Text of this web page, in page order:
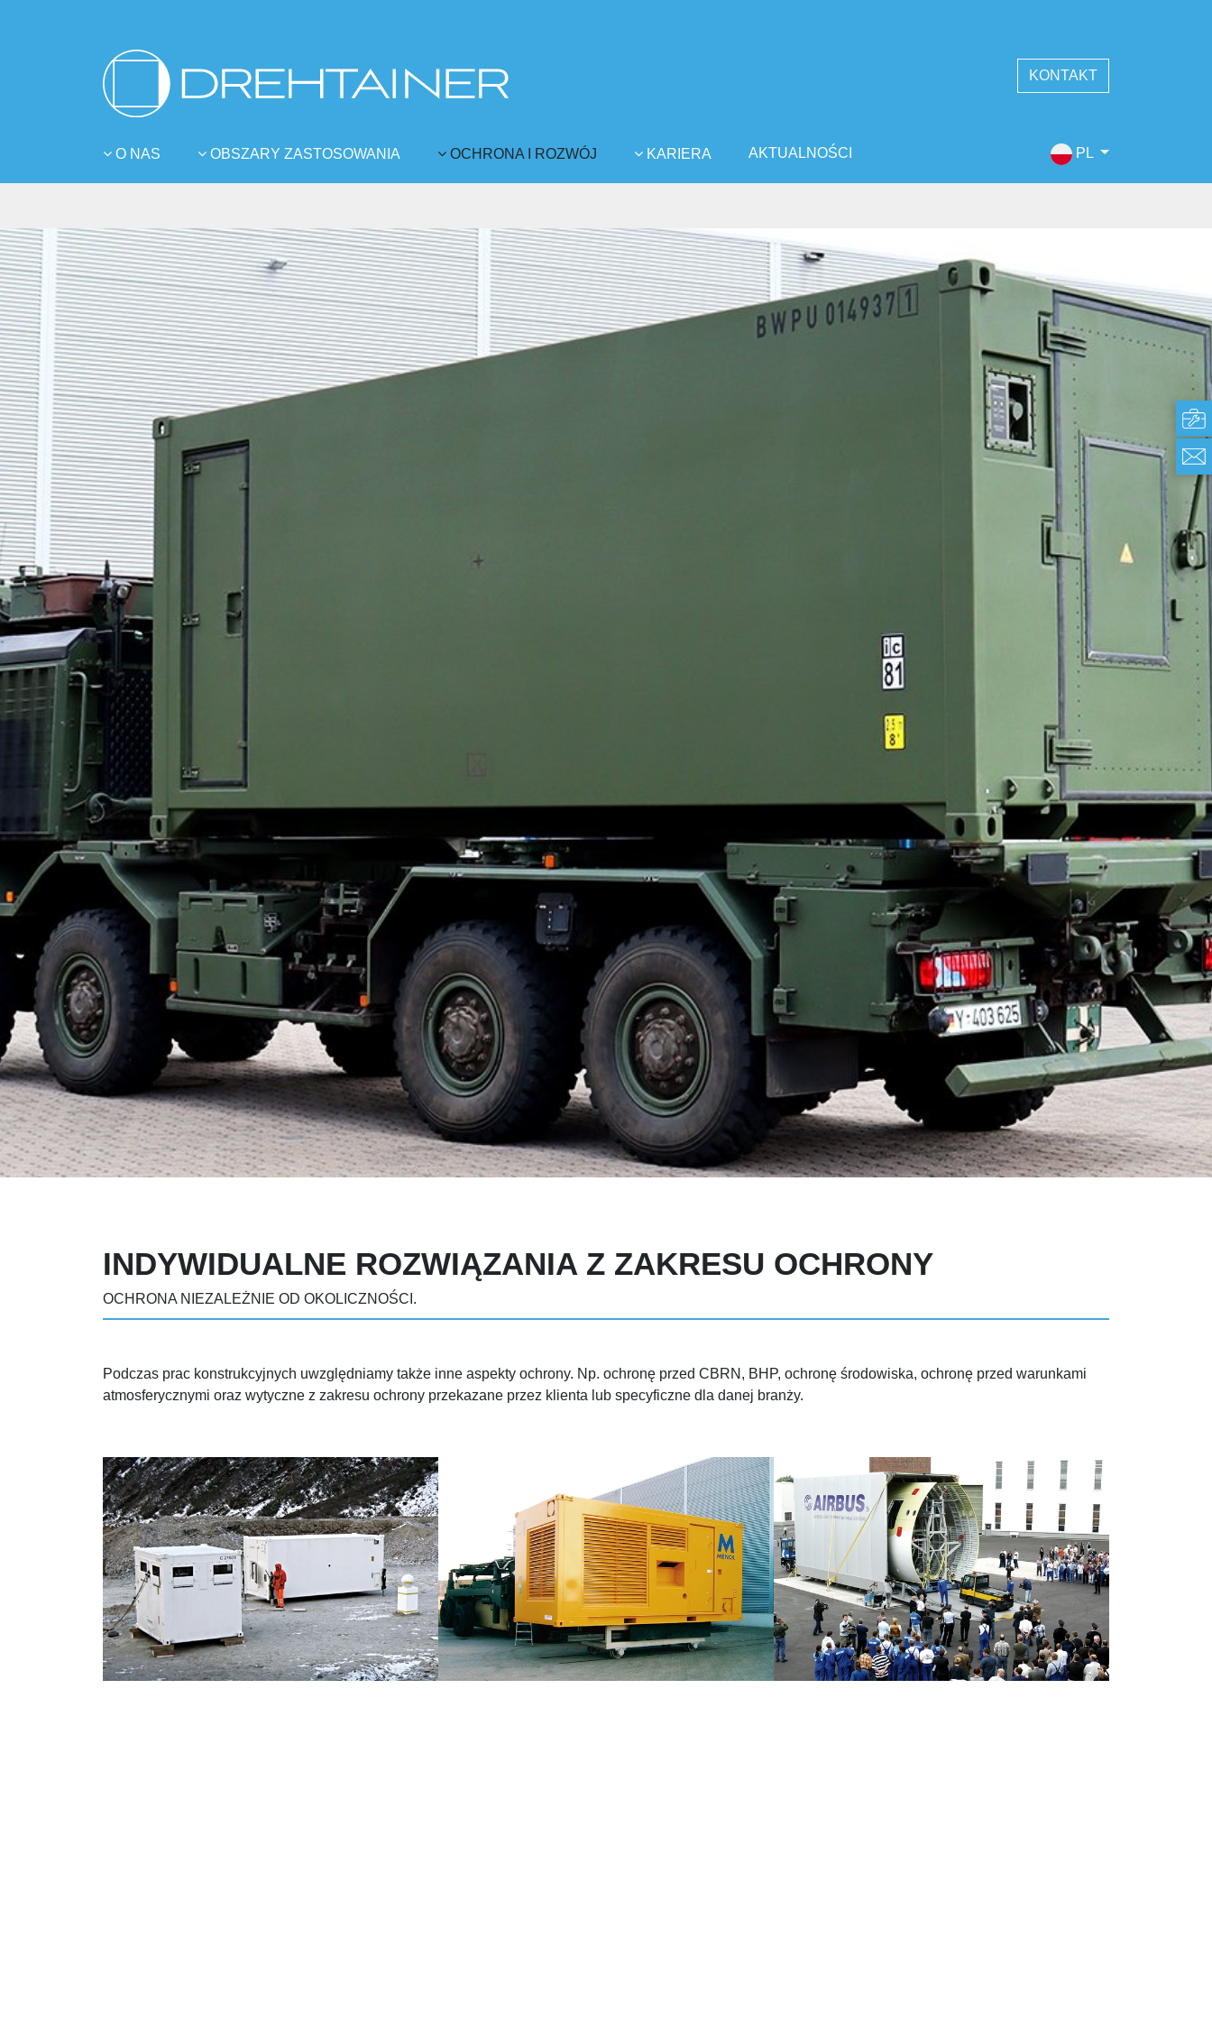
KONTAKT
O NAS OBSZARY ZASTOSOWANIA OCHRONA I ROZWÓJ KARIERA AKTUALNOŚCI PL
INDYWIDUALNE ROZWIĄZANIA Z ZAKRESU OCHRONY
OCHRONA NIEZALEŻNIE OD OKOLICZNOŚCI.
Podczas prac konstrukcyjnych uwzględniamy także inne aspekty ochrony. Np. ochronę przed CBRN, BHP, ochronę środowiska, ochronę przed warunkami
atmosferycznymi oraz wytyczne z zakresu ochrony przekazane przez klienta lub specyficzne dla danej branży.